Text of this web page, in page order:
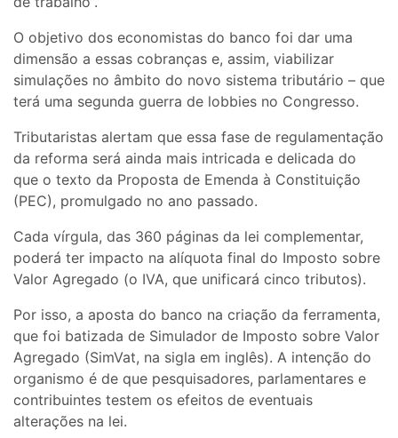
O objetivo dos economistas do banco foi dar uma
dimensão a essas cobranças e, assim, viabilizar
simulações no âmbito do novo sistema tributário – que
terá uma segunda guerra de lobbies no Congresso.
Tributaristas alertam que essa fase de regulamentação
da reforma será ainda mais intricada e delicada do
que o texto da Proposta de Emenda à Constituição
(PEC), promulgado no ano passado.
Cada vírgula, das 360 páginas da lei complementar,
poderá ter impacto na alíquota final do Imposto sobre
Valor Agregado (o IVA, que unificará cinco tributos).
Por isso, a aposta do banco na criação da ferramenta,
que foi batizada de Simulador de Imposto sobre Valor
Agregado (SimVat, na sigla em inglês). A intenção do
organismo é de que pesquisadores, parlamentares e
contribuintes testem os efeitos de eventuais
alterações na lei.